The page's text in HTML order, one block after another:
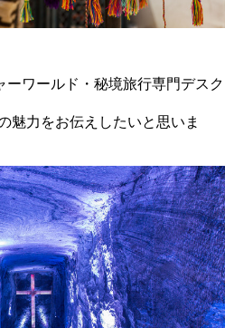
ーワールド・秘境旅行専門デスク
魅力をお伝えしたいと思いま